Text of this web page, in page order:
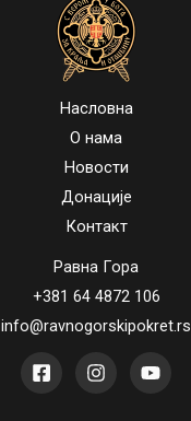
Насловна
О нама
Новости
Донације
Контакт
Равна Гора
+381 64 4872 106
info@ravnogorskipokret.rs